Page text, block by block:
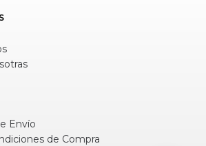
Envío
de Compra